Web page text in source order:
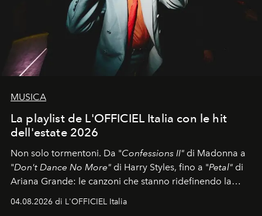
MUSICA
La playlist de L'OFFICIEL Italia con le hit
dell'estate 2026
Non solo tormentoni. Da "Confessions II" di Madonna a
"Don't Dance No More" di Harry Styles, fino a "Petal" di
Ariana Grande: le canzoni che stanno ridefinendo la
colonna sonora della stagione.
04.08.2026 di L'OFFICIEL Italia